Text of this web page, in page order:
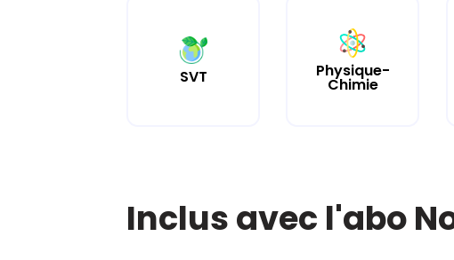
SVT Physique-
Chimie
Inclus avec l'abo